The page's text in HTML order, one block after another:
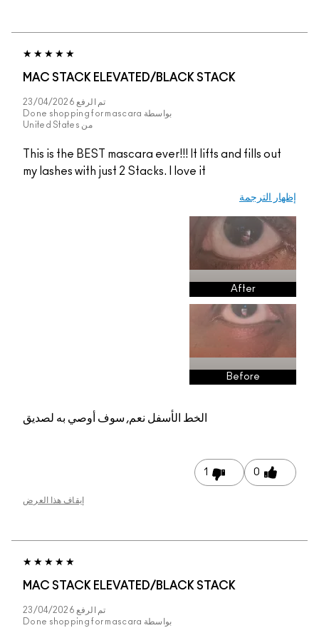
MAC STACK ELEVATED/BLACK STACK
تم الرفع 23/04/2026
بواسطة Done shopping for mascara
من United States
This is the BEST mascara ever!!! It lifts and fills out
my lashes with just 2 Stacks. I love it
إظهار الترجمة
After
Before
الخط الأسفلنعم, سوف أوصي به لصديق
0
1
إيقاف هذا العرض
MAC STACK ELEVATED/BLACK STACK
تم الرفع 23/04/2026
بواسطة Done shopping for mascara